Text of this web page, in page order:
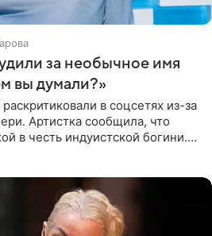
за необычное имя
вы думали?»
в соцсетях из-за
Артистка сообщила, что
в честь индуистской богини.